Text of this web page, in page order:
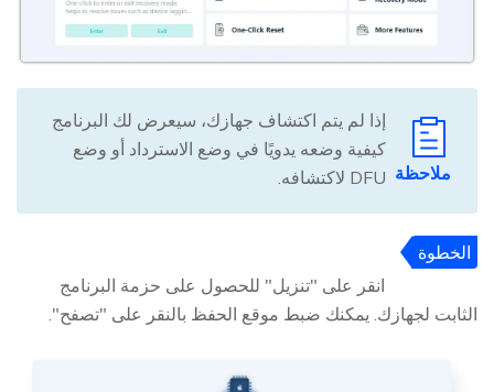
ملاحظة
إذا لم يتم اكتشاف جهازك، سيعرض لك البرنامج
كيفية وضعه يدويًا في وضع الاسترداد أو وضع
DFU لاكتشافه.
الخطوة
انقر على "تنزيل" للحصول على حزمة البرنامج
الثابت لجهازك. يمكنك ضبط موقع الحفظ بالنقر على "تصفح".